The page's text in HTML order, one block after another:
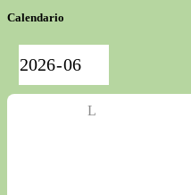
Calendario
L